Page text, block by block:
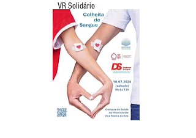
VR Solidário